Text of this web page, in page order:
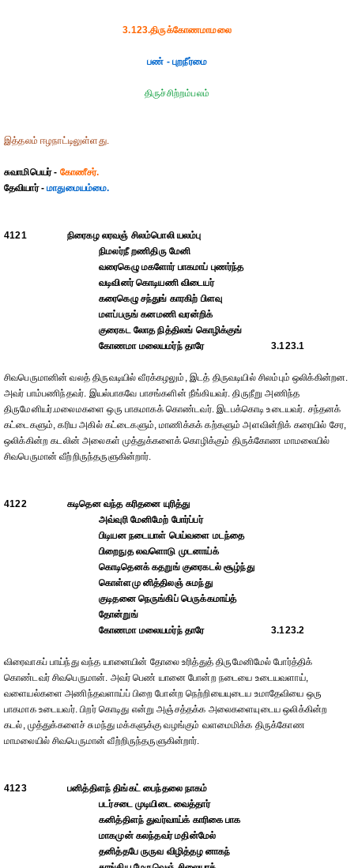
3.123.திருக்கோணமாமலை
பண் - புறநீர்மை
திருச்சிற்றம்பலம்
இத்தலம் ஈழநாட்டிலுள்ளது.
சுவாமிபெயர் - கோணீசர்.
தேவியார் -மாதுமையம்மை.
4121
நிரைகழ லரவஞ் சிலம்பொலி யலம்பு
நிமலர்நீ றணிதிரு மேனி
வரைகெழு மகளோர் பாகமாப் புணர்ந்த
வடிவினர் கொடியணி விடையர்
கரைகெழு சந்துங் காரகிற் பிளவு
மளப்பருங் கனமணி வரன்றிக்
குரைகட லோத நித்திலங் கொழிக்குங்
கோணமா மலையமர்ந் தாரே
3.123.1
சிவபெருமானின் வலத் திருவடியில் வீரக்கழலும், இடத் திருவடியில் சிலம்பும் ஒலிக்கின்றன.
அவர் பாம்பணிந்தவர். இயல்பாகவே பாசங்களின் நீங்கியவர். திருநீறு அணிந்த
திருமேனியர்.மலைமகளை ஒரு பாகமாகக் கொண்டவர். இடபக்கொடி உடையவர். சந்தனக்
கட்டைகளும், கரிய அகில் கட்டைகளும், மாணிக்கக் கற்களும் அளவின்றிக் கரையில் சேர,
ஒலிக்கின்ற கடலின் அலைகள் முத்துக்களைக் கொழிக்கும் திருக்கோண மாமலையில்
சிவபெருமான் வீற்றிருந்தருளுகின்றார்.
4122
கடிதென வந்த கரிதனை யுரித்து
அவ்வுரி மேனிமேற் போர்ப்பர்
பிடியன நடையாள் பெய்வளை மடந்தை
பிறைநுத லவளொடு முடனாய்க்
கொடிதெனக் கதறுங் குரைகடல் சூழ்ந்து
கொள்ளமு னித்திலஞ் சுமந்து
குடிதனை நெருங்கிப் பெருக்கமாய்த்
தோன்றுங்
கோணமா மலையமர்ந் தாரே
3.123.2
விரைவாகப் பாய்ந்து வந்த யானையின் தோலை உரித்துத் திருமேனிமேல் போர்த்திக்
கொண்டவர் சிவபெருமான். அவர் பெண் யானை போன்ற நடையை உடையவளாய்,
வளையல்களை அணிந்தவளாய்ப் பிறை போன்ற நெற்றியையுடைய உமாதேவியை ஒரு
பாகமாக உடையவர். பிறர் கொடிது என்று அஞ்சத்தக்க அலைகளையுடைய ஒலிக்கின்ற
கடல், முத்துக்களைச் சுமந்து மக்களுக்கு வழங்கும் வளமைமிக்க திருக்கோண
மாமலையில் சிவபெருமான் வீற்றிருந்தருளுகின்றார்.
4123
பனித்திளந் திங்கட் பைந்தலை நாகம்
படர்சடை முடியிடை வைத்தார்
கனித்திளந் துவர்வாய்க் காரிகை பாக
மாகமுன் கலந்தவர் மதின்மேல்
தனித்தபே ருருவ விழித்தழ னாகந்